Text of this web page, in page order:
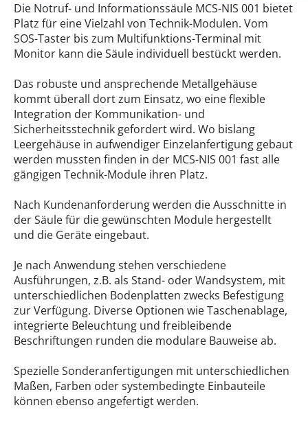
Die Notruf- und Informationssäule MCS-NIS 001 bietet
Platz für eine Vielzahl von Technik-Modulen. Vom
SOS-Taster bis zum Multifunktions-Terminal mit
Monitor kann die Säule individuell bestückt werden.
Das robuste und ansprechende Metallgehäuse
kommt überall dort zum Einsatz, wo eine flexible
Integration der Kommunikation- und
Sicherheitsstechnik gefordert wird. Wo bislang
Leergehäuse in aufwendiger Einzelanfertigung gebaut
werden mussten finden in der MCS-NIS 001 fast alle
gängigen Technik-Module ihren Platz.
Nach Kundenanforderung werden die Ausschnitte in
der Säule für die gewünschten Module hergestellt
und die Geräte eingebaut.
Je nach Anwendung stehen verschiedene
Ausführungen, z.B. als Stand- oder Wandsystem, mit
unterschiedlichen Bodenplatten zwecks Befestigung
zur Verfügung. Diverse Optionen wie Taschenablage,
integrierte Beleuchtung und freibleibende
Beschriftungen runden die modulare Bauweise ab.
Spezielle Sonderanfertigungen mit unterschiedlichen
Maßen, Farben oder systembedingte Einbauteile
können ebenso angefertigt werden.